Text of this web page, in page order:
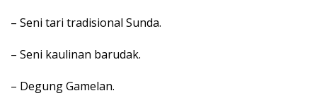
– Seni tari tradisional Sunda.
– Seni kaulinan barudak.
– Degung Gamelan.